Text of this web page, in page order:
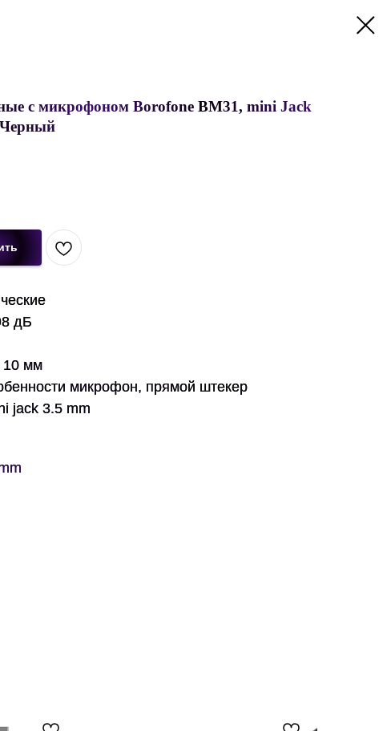
с микрофоном Borofone BM31, mini Jack
Черный
дБ
10 мм
микрофон, прямой штекер
jack 3.5 mm